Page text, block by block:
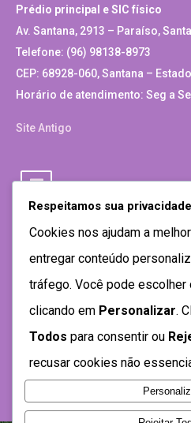
Prédio principal e SIC físico
Av. Santana, 2913 – Paraíso,
Telefone: (96) 98138-8973
CEP: 68928-060, Santana –
Horário de atendimento: Seg a
Site Antigo
Respeitamos sua privacidade
Cookies nos ajudam a
entregar conteúdo
tráfego. Você pode
clicando em Personalizar.
Todos para consentir ou
recusar cookies não